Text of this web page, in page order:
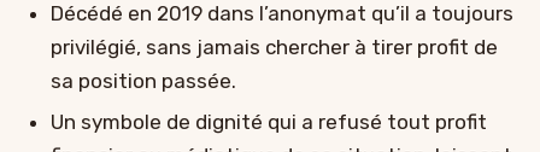
Décédé en 2019 dans l’anonymat qu’il a toujours
privilégié, sans jamais chercher à tirer profit de
sa position passée.
Un symbole de dignité qui a refusé tout profit